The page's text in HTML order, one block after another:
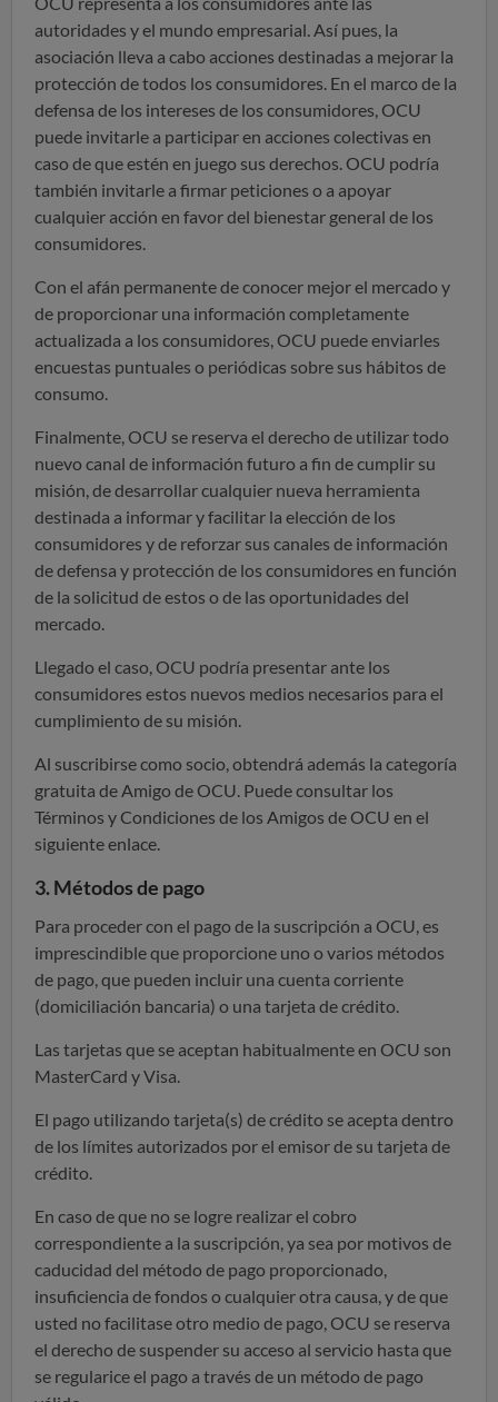
autoridades y el mundo empresarial. Así pues, la
asociación lleva a cabo acciones destinadas a mejorar la
protección de todos los consumidores. En el marco de la
defensa de los intereses de los consumidores, OCU
puede invitarle a participar en acciones colectivas en
caso de que estén en juego sus derechos. OCU podría
también invitarle a firmar peticiones o a apoyar
cualquier acción en favor del bienestar general de los
consumidores.
Con el afán permanente de conocer mejor el mercado y
de proporcionar una información completamente
actualizada a los consumidores, OCU puede enviarles
encuestas puntuales o periódicas sobre sus hábitos de
consumo.
Finalmente, OCU se reserva el derecho de utilizar todo
nuevo canal de información futuro a fin de cumplir su
misión, de desarrollar cualquier nueva herramienta
destinada a informar y facilitar la elección de los
consumidores y de reforzar sus canales de información
de defensa y protección de los consumidores en función
de la solicitud de estos o de las oportunidades del
mercado.
Llegado el caso, OCU podría presentar ante los
consumidores estos nuevos medios necesarios para el
cumplimiento de su misión.
Al suscribirse como socio, obtendrá además la categoría
gratuita de Amigo de OCU. Puede consultar los
Términos y Condiciones de los Amigos de OCU en el
siguiente enlace.
3. Métodos de pago
Para proceder con el pago de la suscripción a OCU, es
imprescindible que proporcione uno o varios métodos
de pago,que pueden incluir una cuenta corriente
(domiciliación bancaria) o una tarjeta de crédito.
Las tarjetas que se aceptan habitualmente en OCU son
MasterCard y Visa.
El pago utilizando tarjeta(s) de crédito se acepta dentro
de los límites autorizados por el emisor de su tarjeta de
crédito.
En caso de que no se logre realizar el cobro
correspondiente a la suscripción, ya sea por motivos de
caducidad del método de pago proporcionado,
insuficiencia de fondos o cualquier otra causa, y de que
usted no facilitase otro medio de pago, OCU se reserva
el derecho de suspender su acceso al servicio hasta que
se regularice el pago a través de un método de pago